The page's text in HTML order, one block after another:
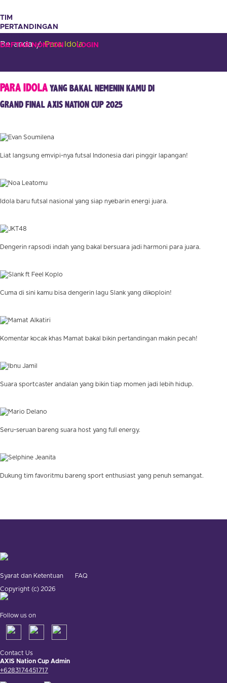
TIM
PERTANDINGAN
DAFTAR NONTON
LOGIN
Beranda / Para Idola
PARA IDOLAYANG BAKAL NEMENIN KAMU DI
GRAND FINAL AXIS NATION CUP 2025
Liat langsung emvipi-nya futsal Indonesia dari pinggir lapangan!
Idola baru futsal nasional yang siap nyebarin energi juara.
Dengerin rapsodi indah yang bakal bersuara jadi harmoni para juara.
Cuma di sini kamu bisa dengerin lagu Slank yang dikoploin!
Komentar kocak khas Mamat bakal bikin pertandingan makin pecah!
Suara sportcaster andalan yang bikin tiap momen jadi lebih hidup.
Seru-seruan bareng suara host yang full energy.
Dukung tim favoritmu bareng sport enthusiast yang penuh semangat.
Syarat dan Ketentuan
FAQ
Copyright (c) 2026
Follow us on
Contact Us
AXIS Nation Cup Admin
+6283174451717